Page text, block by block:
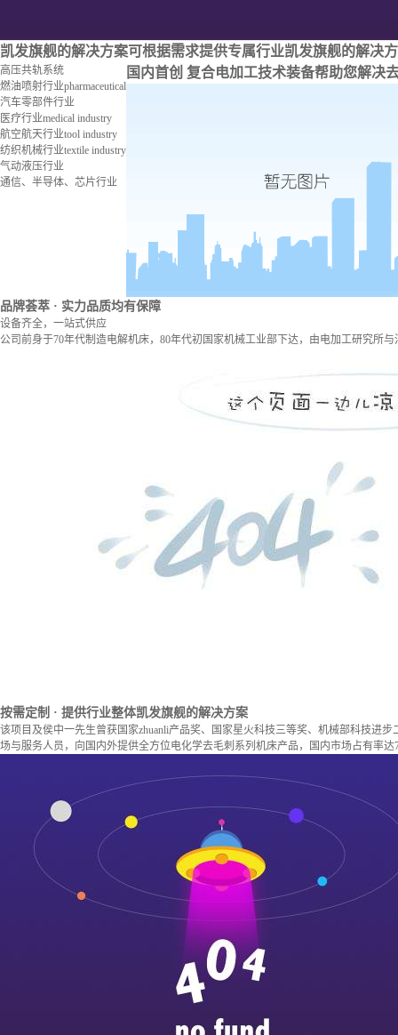
凯发旗舰的解决方案可根据需求提供专属行业凯发旗舰的解决
高压共轨系统
燃油喷射行业pharmaceutical
汽车零部件行业
医疗行业medical industry
航空航天行业tool industry
纺织机械行业textile industry
气动液压行业
通信、半导体、芯片行业
国内首创 复合电加工技术装备帮助您解决
品牌荟萃 · 实力品质均有保障
设备齐全，一站式供应
公司前身于70年代制造电解机床，80年代初国家机械工业部下达，由电加工研究所
按需定制 · 提供行业整体凯发旗舰的解决方案
该项目及侯中一先生曾获国家zhuanli产品奖、国家星火科技三等奖、机械部科技进
场与服务人员，向国内外提供全方位电化学去毛刺系列机床产品，国内市场占有率达